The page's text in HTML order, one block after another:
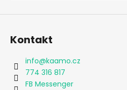
Kontakt
info@kaamo.cz
774 316 817
FB Messenger